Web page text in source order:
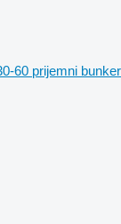
60 prijemni bunker